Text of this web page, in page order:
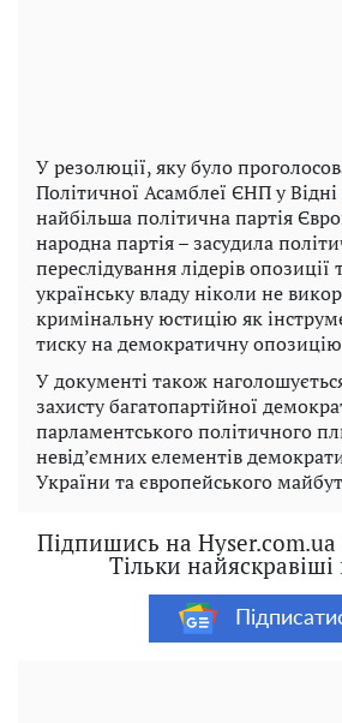
У резолюції, яку було
Політичної Асамблеї ЄНП у Відні
найбільша політична партія
народна партія – засудила
переслідування лідерів опозиції
українську владу ніколи не
кримінальну юстицію як
тиску на демократичну
У документі також
захисту багатопартійної
парламентського політичного
невід’ємних елементів
України та європейського
Підпишись на Hyser.com.ua
Тільки